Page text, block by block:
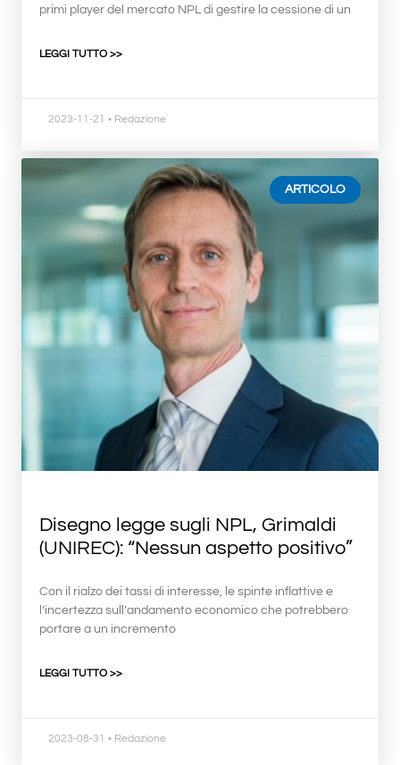
primi player del mercato NPL di gestire la cessione di un
LEGGI TUTTO >>
2023-11-21 • Redazione
Disegno legge sugli NPL, Grimaldi
(UNIREC): “Nessun aspetto positivo”
Con il rialzo dei tassi di interesse, le spinte inflattive e
l’incertezza sull’andamento economico che potrebbero
portare a un incremento
LEGGI TUTTO >>
ARTICOLO
2023-08-31 • Redazione